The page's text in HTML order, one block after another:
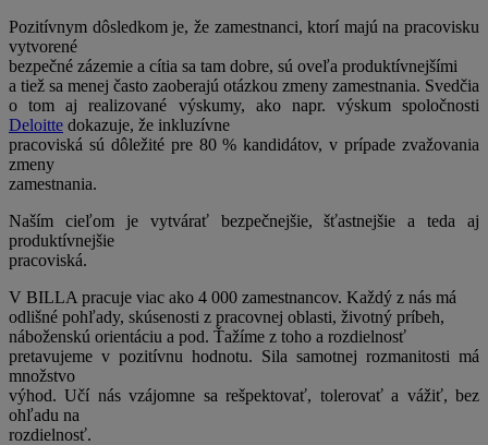
Pozitívnym dôsledkom je, že zamestnanci, ktorí majú na pracovisku
vytvorené
bezpečné zázemie a cítia sa tam dobre, sú oveľa produktívnejšími
a tiež sa menej často zaoberajú otázkou zmeny zamestnania. Svedčia
o tom aj realizované výskumy, ako napr. výskum spoločnosti
Deloitte dokazuje, že inkluzívne
pracoviská sú dôležité pre 80 % kandidátov, v prípade zvažovania
zmeny
zamestnania.
Naším cieľom je vytvárať bezpečnejšie, šťastnejšie a teda aj
produktívnejšie
pracoviská.
V BILLA pracuje viac ako 4 000 zamestnancov. Každý z nás má
odlišné pohľady, skúsenosti z pracovnej oblasti, životný príbeh,
náboženskú orientáciu a pod. Ťažíme z toho a rozdielnosť
pretavujeme v pozitívnu hodnotu. Sila samotnej rozmanitosti má
množstvo
výhod. Učí nás vzájomne sa rešpektovať, tolerovať a vážiť, bez
ohľadu na
rozdielnosť.